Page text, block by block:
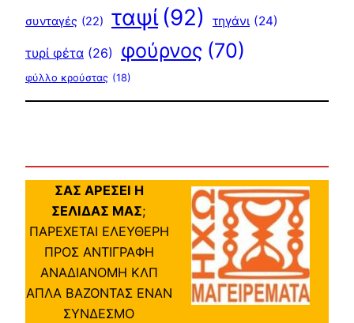
συνταγές (22) ταψί (92) τηγάνι (24)
τυρί φέτα (26) φούρνος (70)
φύλλο κρούστας (18)
ΣΑΣ ΑΡΕΣΕΙ Η
ΣΕΛΙΔΑΣ ΜΑΣ;
ΠΑΡΕΧΕΤΑΙ ΕΛΕΥΘΕΡΗ
ΠΡΟΣ ΑΝΤΙΓΡΑΦΗ
ΑΝΑΔΙΑΝΟΜΗ ΚΛΠ
ΑΠΛΑ ΒΑΖΟΝΤΑΣ ΕΝΑΝ
ΣΥΝΔΕΣΜΟ